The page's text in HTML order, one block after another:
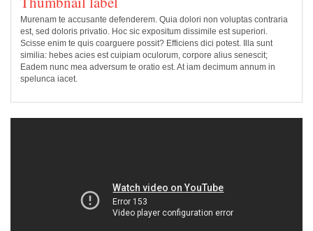
Murenam te accusante defenderem. Quia dolori non voluptas contraria
est, sed doloris privatio. Hoc sic expositum dissimile est superiori.
Scisse enim te quis coarguere possit? Efficiens dici potest. Illa sunt
similia: hebes acies est cuipiam oculorum, corpore alius senescit;
Eadem nunc mea adversum te oratio est. At iam decimum annum in
spelunca iacet.